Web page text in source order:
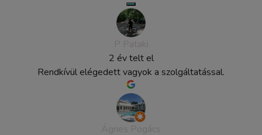
2 év telt el
Rendkívül elégedett vagyok a szolgáltatással.